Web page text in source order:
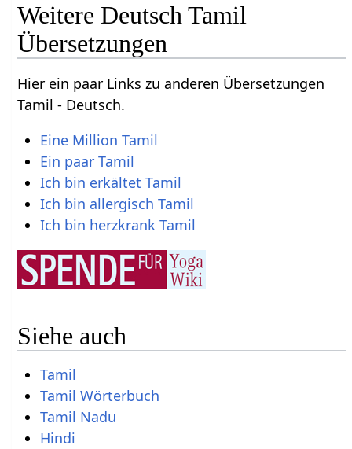
Weitere Deutsch Tamil
Übersetzungen
Hier ein paar Links zu anderen Übersetzungen
Tamil - Deutsch.
Eine Million Tamil
Ein paar Tamil
Ich bin erkältet Tamil
Ich bin allergisch Tamil
Ich bin herzkrank Tamil
Siehe auch
Tamil
Tamil Wörterbuch
Tamil Nadu
Hindi